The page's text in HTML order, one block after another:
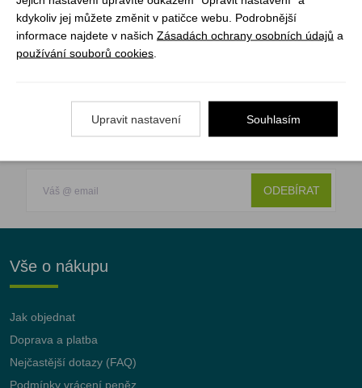
Barva: černá/žlutá
Hmotnost: 595 g (včetně karabin a obrtlíku)
Registrujte se k odběru newsletteru a už Vám
ODEBÍRAT
Vše o nákupu
Jak objednat
Doprava a platba
Nejčastější dotazy (FAQ)
Podmínky vrácení peněz
kdykoliv jej můžete změnit v patičce webu. Podrobnější
informace najdete v našich Zásadách ochrany osobních údajů a
používání souborů cookies
Upravit nastavení Souhlasím